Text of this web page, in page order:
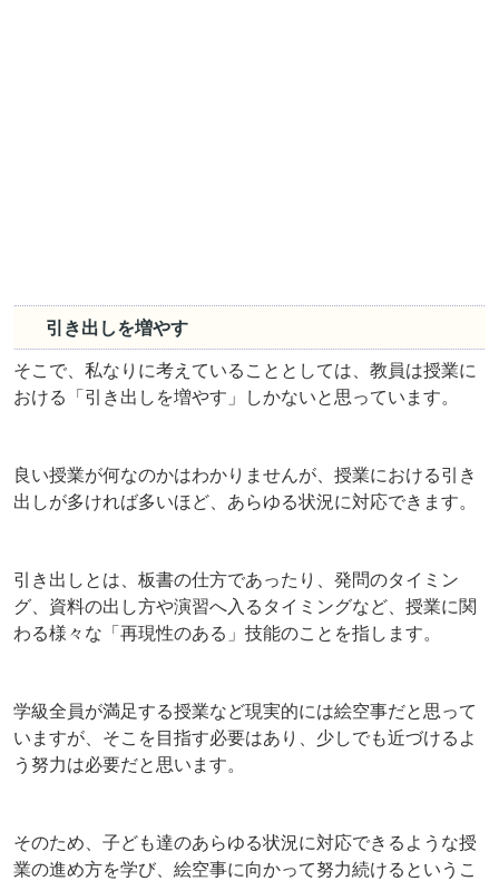
引き出しを増やす
そこで、私なりに考えていることとしては、教員は授業に
おける「引き出しを増やす」しかないと思っています。
良い授業が何なのかはわかりませんが、授業における引き
出しが多ければ多いほど、あらゆる状況に対応できます。
引き出しとは、板書の仕方であったり、発問のタイミン
グ、資料の出し方や演習へ入るタイミングなど、授業に関
わる様々な「再現性のある」技能のことを指します。
学級全員が満足する授業など現実的には絵空事だと思って
いますが、そこを目指す必要はあり、少しでも近づけるよ
う努力は必要だと思います。
そのため、子ども達のあらゆる状況に対応できるような授
業の進め方を学び、絵空事に向かって努力続けるというこ